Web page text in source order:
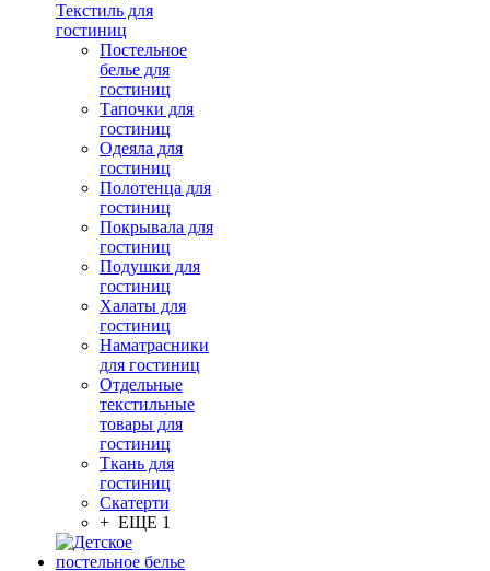
Текстиль для
гостиниц
Постельное
белье для
гостиниц
Тапочки для
гостиниц
Одеяла для
гостиниц
Полотенца для
гостиниц
Покрывала для
гостиниц
Подушки для
гостиниц
Халаты для
гостиниц
Наматрасники
для гостиниц
Отдельные
текстильные
товары для
гостиниц
Ткань для
гостиниц
Скатерти
+ ЕЩЕ 1